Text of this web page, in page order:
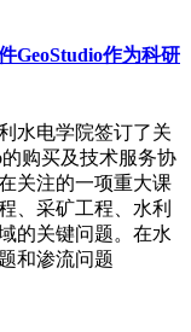
GeoStudio作为科研
水电学院签订了关
购买及技术服务协
关注的一项重大课
、采矿工程、水利
的关键问题。在水
和渗流问题